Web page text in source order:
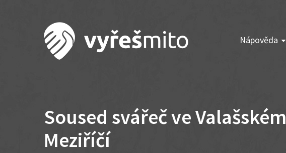
Nápověda
Soused svářeč ve Valašském
Meziříčí